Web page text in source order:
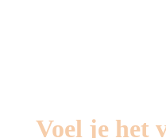
Voel je het